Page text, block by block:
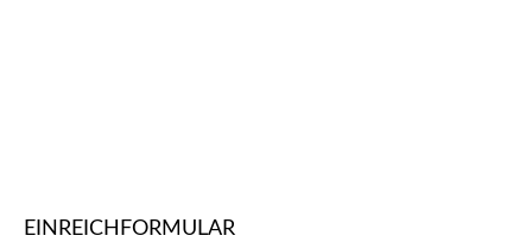
EINREICHFORMULAR